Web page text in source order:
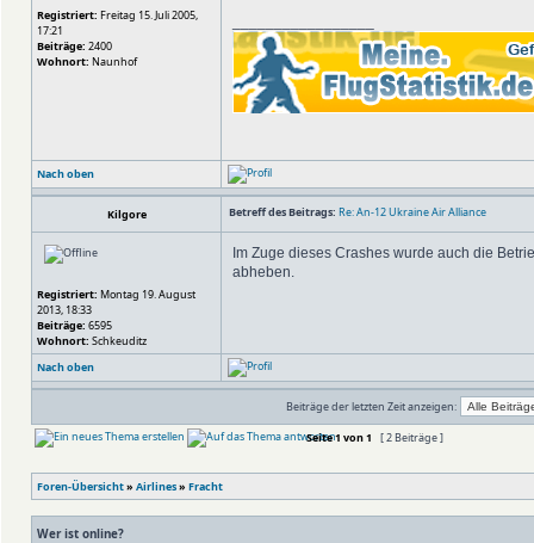
Registriert: Freitag 15. Juli 2005,
17:21
Beiträge: 2400
Wohnort: Naunhof
Nach oben
Kilgore Betreff des Beitrags: Re: An-12 Ukraine Air Alliance
Registriert: Montag 19. August
2013, 18:33
Beiträge: 6595
Wohnort: Schkeuditz
Im Zuge dieses Crashes wurde auch die
abheben.
Nach oben
Beiträge der letzten Zeit anzeigen:
Seite1 von1 [ 2 Beiträge ]
Foren-Übersicht» Airlines» Fracht
Wer ist online?